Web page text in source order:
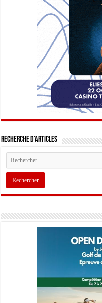
Recherche d’articles